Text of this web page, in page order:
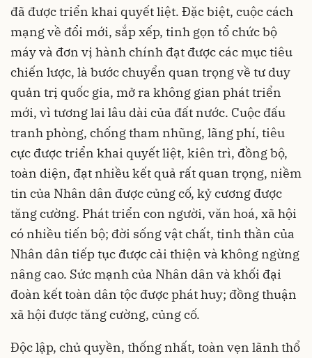
đã được triển khai quyết liệt. Đặc biệt, cuộc cách
mạng về đổi mới, sắp xếp, tinh gọn tổ chức bộ
máy và đơn vị hành chính đạt được các mục tiêu
chiến lược, là bước chuyển quan trọng về tư duy
quản trị quốc gia, mở ra không gian phát triển
mới, vì tương lai lâu dài của đất nước. Cuộc đấu
tranh phòng, chống tham nhũng, lãng phí, tiêu
cực được triển khai quyết liệt, kiên trì, đồng bộ,
toàn diện, đạt nhiều kết quả rất quan trọng, niềm
tin của Nhân dân được củng cố, kỷ cương được
tăng cường. Phát triển con người, văn hoá, xã hội
có nhiều tiến bộ; đời sống vật chất, tinh thần của
Nhân dân tiếp tục được cải thiện và không ngừng
nâng cao. Sức mạnh của Nhân dân và khối đại
đoàn kết toàn dân tộc được phát huy; đồng thuận
xã hội được tăng cường, củng cố.
Độc lập, chủ quyền, thống nhất, toàn vẹn lãnh thổ